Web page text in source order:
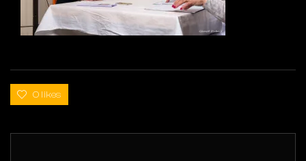
0 likes